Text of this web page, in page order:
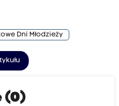
Dni Młodzieży
(0)